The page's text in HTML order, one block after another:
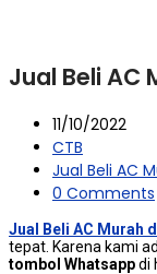
Jual Beli AC
11/10/2022
CTB
Jual Beli AC
0 Comments
Jual Beli AC Murah
tepat. Kаrеnа kаmі
tombol Whatsappdі